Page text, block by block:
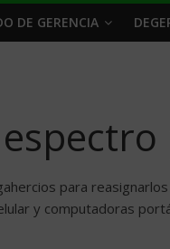
DE GERENCIA
para
y computadoras